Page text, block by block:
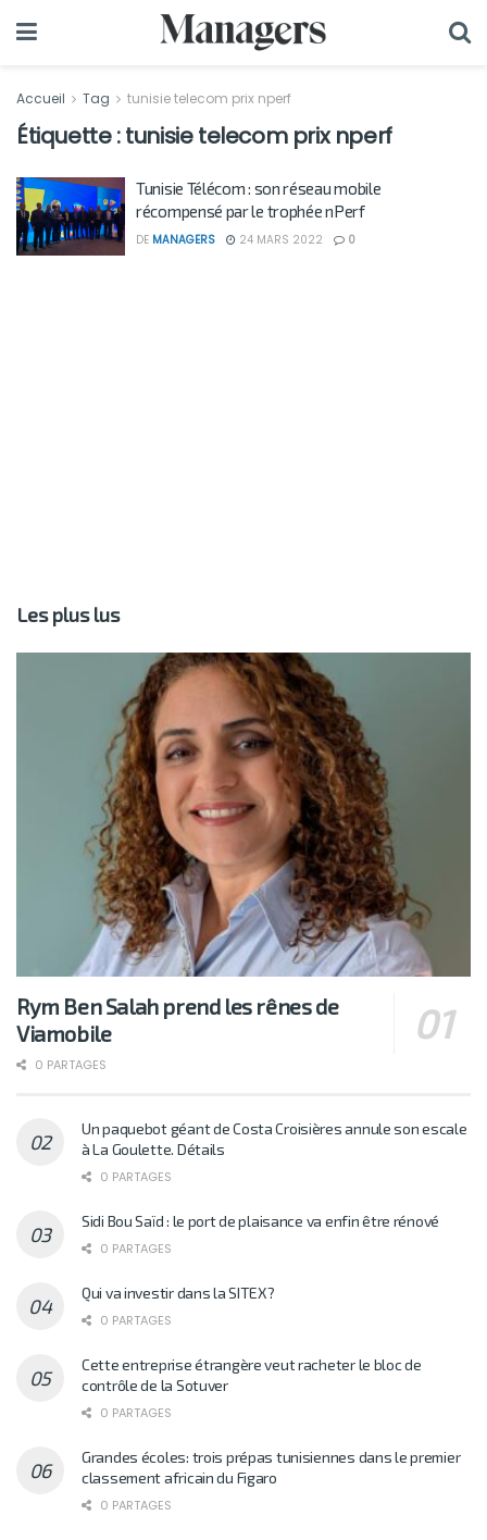
Accueil Tag tunisie telecom prix nperf
Étiquette :tunisie telecom prix nperf
Tunisie Télécom : son réseau mobile
récompensé par le trophée nPerf
DE MANAGERS 24 MARS 2022 0
Les plus lus
Rym Ben Salah prend les rênes de
Viamobile
0 PARTAGES
Un paquebot géant de Costa Croisières annule son escale
à La Goulette. Détails
0 PARTAGES
Sidi Bou Saïd : le port de plaisance va enfin être rénové
0 PARTAGES
Qui va investir dans la SITEX?
0 PARTAGES
Cette entreprise étrangère veut racheter le bloc de
contrôle de la Sotuver
0 PARTAGES
Grandes écoles: trois prépas tunisiennes dans le premier
classement africain du Figaro
0 PARTAGES